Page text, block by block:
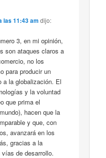
las 11:43 am dijo:
3, en mi opinión,
son ataques claros a
no los
para producir un
a la globalización. El
y la voluntad
que prima el
hacen que la
y que, con
avanzará en los
gracias a la
de desarrollo.